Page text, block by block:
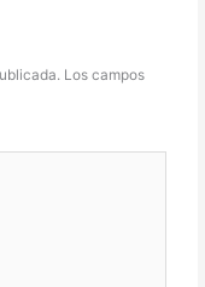
Los campos